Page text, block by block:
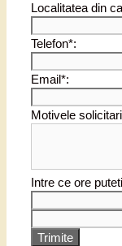
Localitatea din
Telefon*:
Email*:
Motivele
Intre ce ore
Trimite